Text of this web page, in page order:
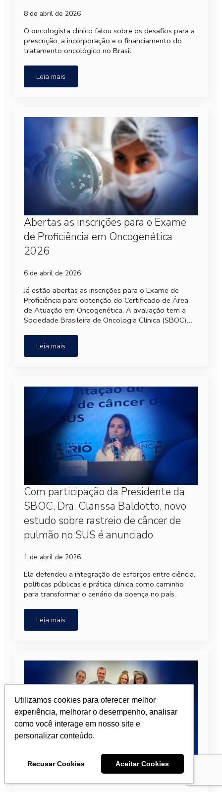
Utilizamos cookies para oferecer melhor
experiência, melhorar o desempenho, analisar
como você interage em nosso site e
personalizar conteúdo.
Recusar Cookies Aceitar Cookies
8 de abril de 2026
O oncologista clínico falou sobre os desafios para a
prescrição, a incorporação e o financiamento do
tratamento oncológico no Brasil.
Leia mais
Abertas as inscrições para o Exame
de Proficiência em Oncogenética
2026
6 de abril de 2026
Já estão abertas as inscrições para o Exame de
Proficiência para obtenção do Certificado de Área
de Atuação em Oncogenética. A avaliação tem a
Sociedade Brasileira de Oncologia Clínica (SBOC)…
Leia mais
Com participação da Presidente da
SBOC, Dra. Clarissa Baldotto, novo
estudo sobre rastreio de câncer de
pulmão no SUS é anunciado
1 de abril de 2026
Ela defendeu a integração de esforços entre ciência,
políticas públicas e prática clínica como caminho
para transformar o cenário da doença no país.
Leia mais
SBOC colabora com Diretriz de
Câncer e Obesidade